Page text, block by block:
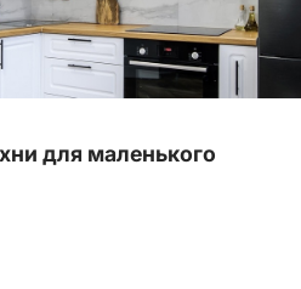
для маленького